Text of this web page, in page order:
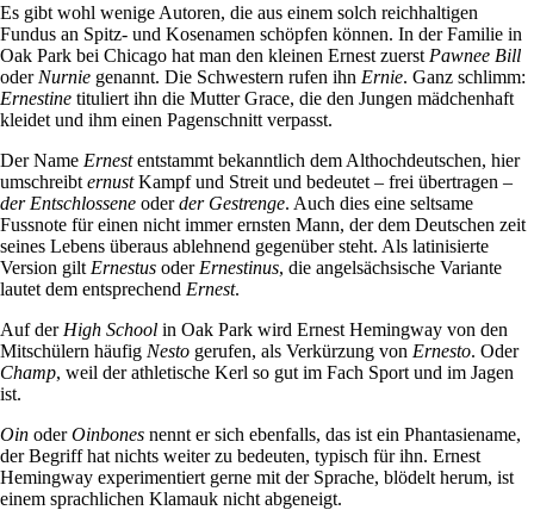
Es gibt wohl wenige Autoren, die aus einem solch reichhaltigen
Fundus an Spitz- und Kosenamen schöpfen können. In der Familie in
Oak Park bei Chicago hat man den kleinen Ernest zuerst Pawnee Bill
oder Nurnie genannt. Die Schwestern rufen ihn Ernie. Ganz schlimm:
Ernestine tituliert ihn die Mutter Grace, die den Jungen mädchenhaft
kleidet und ihm einen Pagenschnitt verpasst.
Der Name Ernestentstammt bekanntlich dem Althochdeutschen, hier
umschreibt ernustKampf und Streit und bedeutet – frei übertragen –
der Entschlossene oderderGestrenge. Auch dies eine seltsame
Fussnote für einen nicht immer ernsten Mann, der dem Deutschen zeit
seines Lebens überaus ablehnend gegenüber steht. Als latinisierte
Version gilt Ernestus oderErnestinus, die angelsächsische Variante
lautet dem entsprechend Ernest.
Auf der High School in Oak Park wird Ernest Hemingway von den
Mitschülern häufig Nesto gerufen, als Verkürzung von Ernesto. Oder
Champ, weil der athletische Kerl so gut im Fach Sport und im Jagen
ist.
Oin oderOinbones nennt er sich ebenfalls, das ist ein Phantasiename,
der Begriff hat nichts weiter zu bedeuten, typisch für ihn. Ernest
Hemingway experimentiert gerne mit der Sprache, blödelt herum, ist
einem sprachlichen Klamauk nicht abgeneigt.